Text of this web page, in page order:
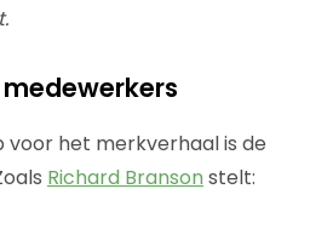
voor het merkverhaal is de
Richard Branson stelt: